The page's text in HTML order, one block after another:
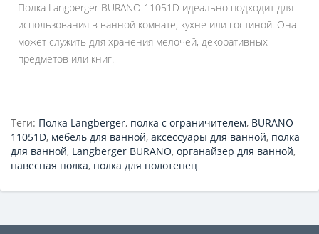
Полка Langberger BURANO 11051D идеально подходит для
использования в ванной комнате, кухне или гостиной. Она
может служить для хранения мелочей, декоративных
предметов или книг.
Теги: Полка Langberger, полка с ограничителем, BURANO
11051D, мебель для ванной, аксессуары для ванной, полка
для ванной, Langberger BURANO, органайзер для ванной,
навесная полка, полка для полотенец